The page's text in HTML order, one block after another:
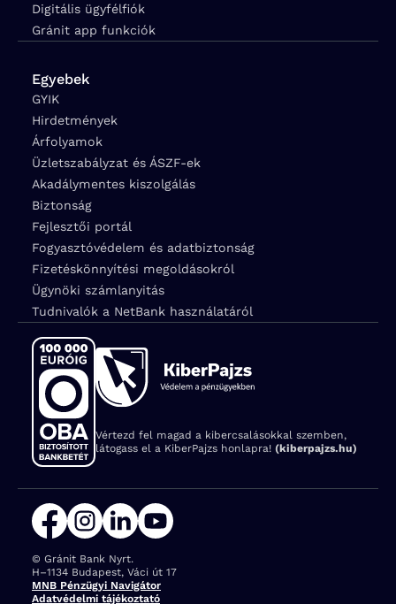
Digitális ügyfélfiók
Gránit app funkciók
Egyebek
GYIK
Hirdetmények
Árfolyamok
Üzletszabályzat és ÁSZF-ek
Akadálymentes kiszolgálás
Biztonság
Fejlesztői portál
Fogyasztóvédelem és adatbiztonság
Fizetéskönnyítési megoldásokról
Ügynöki számlanyitás
Tudnivalók a NetBank használatáról
Vértezd fel magad a kibercsalásokkal szemben,
látogass el a KiberPajzs honlapra! (kiberpajzs.hu)
© Gránit Bank Nyrt.
Cím:
H–1134 Budapest, Váci út 17
MNB Pénzügyi Navigátor
Adatvédelmi tájékoztató